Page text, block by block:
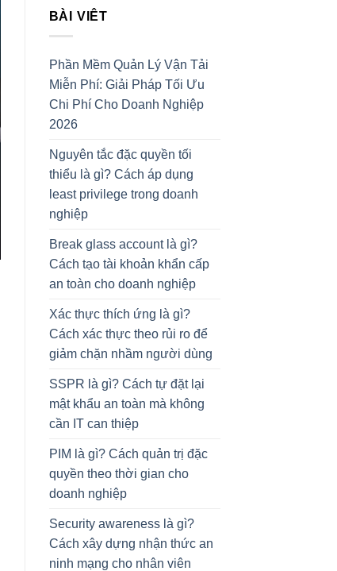
BÀI VIÊT
Phần Mềm Quản Lý Vận Tải
Miễn Phí: Giải Pháp Tối Ưu
Chi Phí Cho Doanh Nghiệp
2026
Nguyên tắc đặc quyền tối
thiểu là gì? Cách áp dụng
least privilege trong doanh
nghiệp
Break glass account là gì?
Cách tạo tài khoản khẩn cấp
an toàn cho doanh nghiệp
Xác thực thích ứng là gì?
Cách xác thực theo rủi ro để
giảm chặn nhầm người dùng
SSPR là gì? Cách tự đặt lại
mật khẩu an toàn mà không
cần IT can thiệp
PIM là gì? Cách quản trị đặc
quyền theo thời gian cho
doanh nghiệp
Security awareness là gì?
Cách xây dựng nhận thức an
ninh mạng cho nhân viên